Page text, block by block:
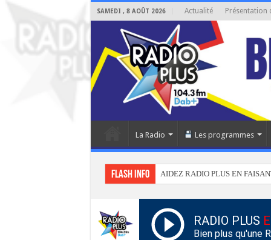
SAMEDI , 8 AOÛT 2026 Actualité Présentation
La Radio Les programmes
Flash info AIDEZ RADIO PLUS EN
RADIO PLUS
Bien plus qu'une